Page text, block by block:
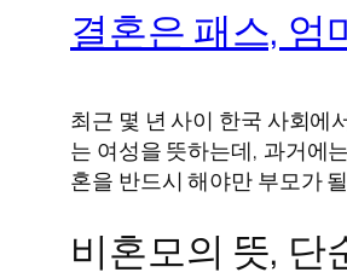
결혼은 패스, 엄
최근 몇 년 사이 한국 사회에
는 여성을 뜻하는데, 과거에
혼을 반드시 해야만 부모가
비혼모의 뜻, 단